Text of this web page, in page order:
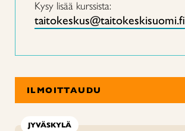
Kysy lisää kurssista:
taitokeskus@taitokeskisuomi.fi
ILMOITTAUDU
JYVÄSKYLÄ